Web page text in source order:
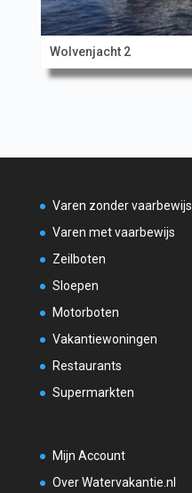
Wolvenjacht 2
Varen zonder vaarbewijs
Varen met vaarbewijs
Zeilboten
Sloepen
Motorboten
Vakantiewoningen
Restaurants
Supermarkten
Mijn Account
Over Watervakantie.nl